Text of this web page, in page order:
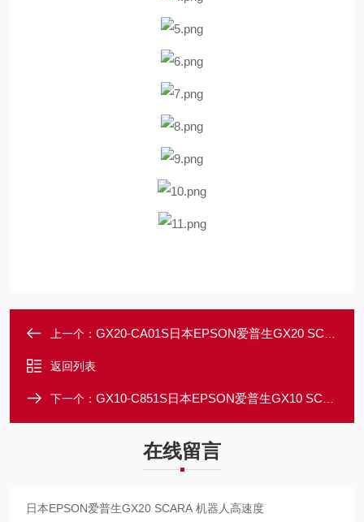
上一个： GX20-CA01S日本EPSON爱普生GX20 SCARA 机器人高速度
返回列表
下一个： GX10-C851S日本EPSON爱普生GX10 SCARA 机器人高精度
在线留言